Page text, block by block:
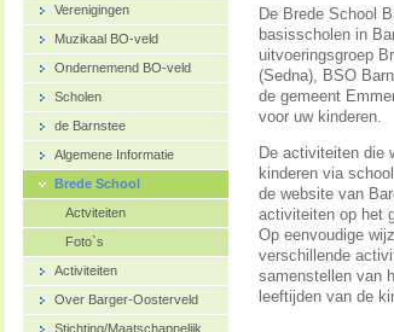
De Brede School
basisscholen in
uitvoeringsgroep
(Sedna), BSO
de gemeent
voor uw kinderen.
De activiteiten die
kinderen via
de website van
activiteiten op het
Op eenvoudige
verschillende
samenstellen van
leeftijden van de
Verenigingen
Muzikaal BO-veld
Ondernemend BO-veld
Scholen
de Barnstee
Algemene Informatie
Brede School
Actviteiten
Foto`s
Activiteiten
Over Barger-Oosterveld
Stichting/Maatschappelijk